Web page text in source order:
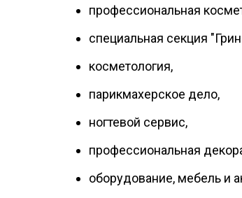
профессиональная
специальная секция
косметология,
парикмахерское дело,
ногтевой сервис,
профессиональная
оборудование, мебель и